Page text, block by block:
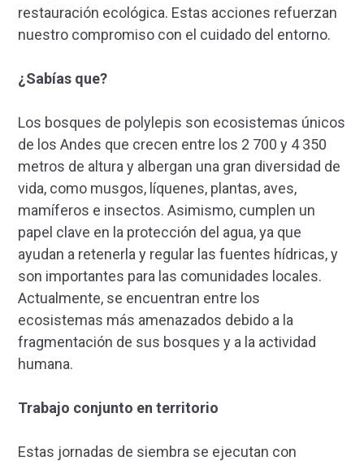
restauración ecológica. Estas acciones refuerzan
nuestro compromiso con el cuidado del entorno.
¿Sabías que?
Los bosques de polylepis son ecosistemas únicos
de los Andes que crecen entre los 2 700 y 4 350
metros de altura y albergan una gran diversidad de
vida, como musgos, líquenes, plantas, aves,
mamíferos e insectos. Asimismo, cumplen un
papel clave en la protección del agua, ya que
ayudan a retenerla y regular las fuentes hídricas, y
son importantes para las comunidades locales.
Actualmente, se encuentran entre los
ecosistemas más amenazados debido a la
fragmentación de sus bosques y a la actividad
humana.
Trabajo conjunto en territorio
Estas jornadas de siembra se ejecutan con